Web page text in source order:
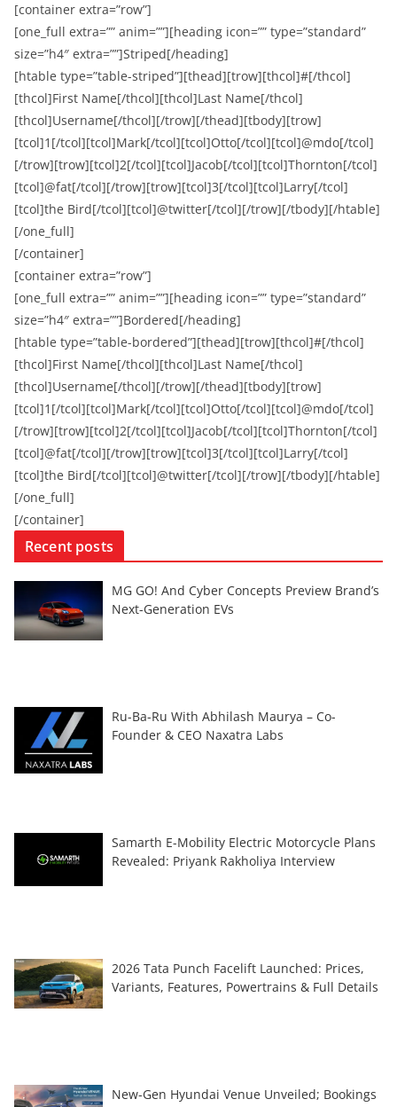
[container extra=”row”]
[one_full extra=”” anim=””][heading icon=”” type=”standard”
size=”h4″ extra=””]Striped[/heading]
[htable type=”table-striped”][thead][trow][thcol]#[/thcol]
[thcol]First Name[/thcol][thcol]Last Name[/thcol]
[thcol]Username[/thcol][/trow][/thead][tbody][trow]
[tcol]1[/tcol][tcol]Mark[/tcol][tcol]Otto[/tcol][tcol]@mdo[/tcol]
[/trow][trow][tcol]2[/tcol][tcol]Jacob[/tcol][tcol]Thornton[/tcol]
[tcol]@fat[/tcol][/trow][trow][tcol]3[/tcol][tcol]Larry[/tcol]
[tcol]the Bird[/tcol][tcol]@twitter[/tcol][/trow][/tbody][/htable]
[/one_full]
[/container]
[container extra=”row”]
[one_full extra=”” anim=””][heading icon=”” type=”standard”
size=”h4″ extra=””]Bordered[/heading]
[htable type=”table-bordered”][thead][trow][thcol]#[/thcol]
[thcol]First Name[/thcol][thcol]Last Name[/thcol]
[thcol]Username[/thcol][/trow][/thead][tbody][trow]
[tcol]1[/tcol][tcol]Mark[/tcol][tcol]Otto[/tcol][tcol]@mdo[/tcol]
[/trow][trow][tcol]2[/tcol][tcol]Jacob[/tcol][tcol]Thornton[/tcol]
[tcol]@fat[/tcol][/trow][trow][tcol]3[/tcol][tcol]Larry[/tcol]
[tcol]the Bird[/tcol][tcol]@twitter[/tcol][/trow][/tbody][/htable]
[/one_full]
[/container]
Recent posts
MG GO! And Cyber Concepts Preview Brand’s
Next-Generation EVs
Ru-Ba-Ru With Abhilash Maurya – Co-
Founder & CEO Naxatra Labs
Samarth E-Mobility Electric Motorcycle Plans
Revealed: Priyank Rakholiya Interview
2026 Tata Punch Facelift Launched: Prices,
Variants, Features, Powertrains & Full Details
New-Gen Hyundai Venue Unveiled; Bookings